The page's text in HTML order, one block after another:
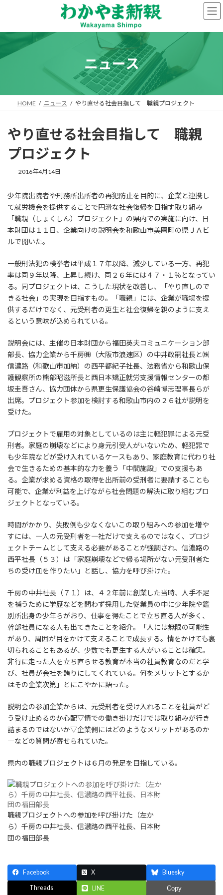
ン
へ
プ
ー
ョ
動
ニュース
HOME ニュース やり直せる社会目指して 職親プロジェクト
やり直せる社会目指して 職親
プロジェクト
2016年4月14日
少年院出院者や刑務所出所者の再犯防止を目的に、企業と連携し
て就労機会を提供することで円滑な社会復帰を目指す取り組み
「職親（しょくしん）プロジェクト」の県内での実施に向け、日
本財団は１１日、企業向けの説明会を和歌山市美園町の県ＪＡビ
ルで開いた。
一般刑法犯の検挙者は平成１７年以降、減少している一方、再犯
率は同９年以降、上昇し続け、同２６年には４７・１％となってい
る。同プロジェクトは、こうした現状を改善し、「やり直しので
きる社会」の実現を目指すもの。「職親」には、企業が職場を提
供するだけでなく、元受刑者の更生と社会復帰を親のように支え
るという意味が込められている。
説明会には、主催の日本財団から福田英夫コミュニケーション部
部長、協力企業から千房㈱（大阪市浪速区）の中井政嗣社長と㈱
信濃路（和歌山市加納）の西平都紀子社長、法務省から和歌山保
護観察所の熊部昭滋所長と西日本矯正就労支援情報センターの都
坂圭吾さん、協力団体から県更生保護協会の谷崎博志理事長らが
出席。プロジェクト参加を検討する和歌山市内の２６社が説明を
受けた。
プロジェクトで雇用の対象としているのは主に軽犯罪による元受
刑者。家庭の崩壊などにより身元引受人がいないため、軽犯罪で
も少年院などが受け入れているケースもあり、家庭教育に代わり社
会で生きるための基本的な力を養う「中間施設」での支援もあ
る。企業が求める資格の取得を出所前の受刑者に要請することも
可能で、企業が利益を上げながら社会問題の解決に取り組むプロ
ジェクトとなっている。
時間がかかり、失敗例も少なくないこの取り組みへの参加を増や
すには、一人の元受刑者を一社だけで支えるのではなく、プロジ
ェクトチームとして支える必要があることが強調され、信濃路の
西平社長（５３）は「家庭崩壊などで帰る場所がない元受刑者た
ちの受け皿を作りたい」と話し、協力を呼び掛けた。
千房の中井社長（７１）は、４２年前に創業した当時、人手不足
を補うために学歴などを問わず採用した従業員の中に少年院や鑑
別所出身の少年らがおり、仕事を得たことで立ち直る人が多く、
幹部社員になる人も出てきたことを紹介。「人には無限の可能性
があり、周囲が目をかけて支えることで成長する。情をかけても裏
切られることもあるが、少数でも更生する人がいることは確実。
非行に走った人を立ち直らせる教育が本当の社員教育なのだと学
び、社員が会社を誇りにしてくれている。何をメリットとするか
はその企業次第」とにこやかに語った。
説明会の参加企業からは、元受刑者を受け入れることを社員がど
う受け止めるのか心配▽情での働き掛けだけでは取り組みが行き
詰まるのではないか▽企業側にはどのようなメリットがあるのか
―などの質問が寄せられていた。
県内の職親プロジェクトは６月の発足を目指している。
職親プロジェクトへの参加を呼び掛けた（左か
ら）千房の中井社長、信濃路の西平社長、日本財
団の福田部長
Facebook X Bluesky
Threads LINE Copy